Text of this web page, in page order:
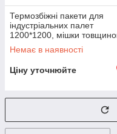
Термозбіжні пакети для
індустріальних палет
1200*1200, мішки
200 мкм
Немає в наявності
Ціну уточнюйте